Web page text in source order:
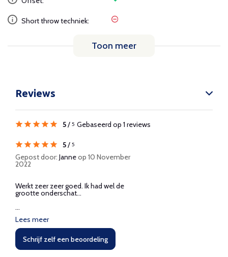
Short throw techniek:
Toon meer
Reviews
5/ 5 Gebaseerd op 1 reviews
5/ 5
Gepost door: Janneop 10 November
2022
Werkt zeer zeer goed. Ik had wel de
grootte onderschat…
...
Lees meer
Schrijf zelf een beoordeling